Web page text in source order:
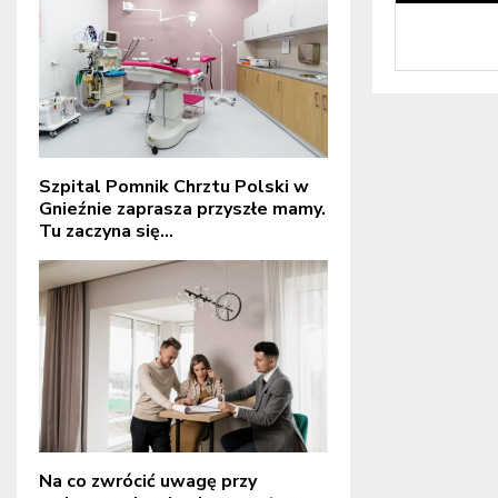
Szpital Pomnik Chrztu Polski w
Gnieźnie zaprasza przyszłe mamy.
Tu zaczyna się...
Na co zwrócić uwagę przy